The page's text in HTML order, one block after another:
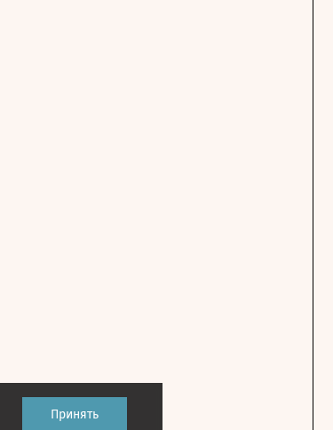
Принять